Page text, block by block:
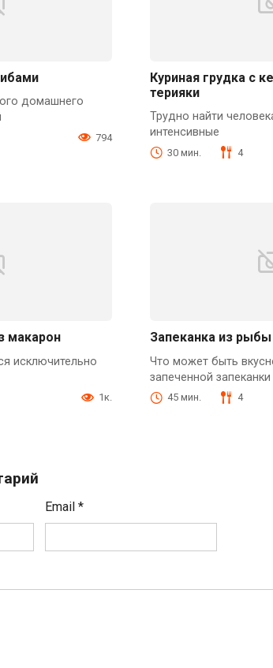
домашнего
794
Куриная грудка с
терияки
Трудно найти
интенсивные
30 мин. 4
макарон
исключительно
1к.
Запеканка из рыбы
Что может быть
запеченной запеканки
45 мин. 4
Email*